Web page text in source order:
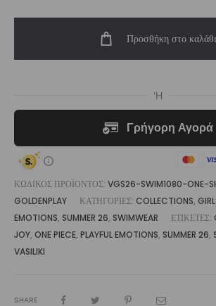
Cut
Vasiliki
ποσότητα
Προσθήκη στο καλάθι
ΚΩΔΙΚΌΣ ΠΡΟΪΌΝΤΟΣ: VGS26-SWIM1080-ONE-
GOLDENPLAY
ΚΑΤΗΓΟΡΊΕΣ: COLLECTIONS,
EMOTIONS, SUMMER 26, SWIMWEAR ΕΤΙΚΈΤΕΣ:
JOY, ONE PIECE, PLAYFUL EMOTIONS, SUMMER 26,
VASILIKI
SHARE